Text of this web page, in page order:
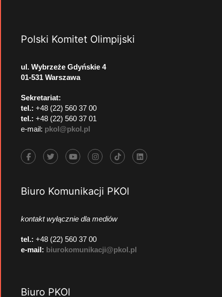
Polski Komitet Olimpijski
ul. Wybrzeże Gdyńskie 4
01-531 Warszawa
Sekretariat:
tel.: +48 (22) 560 37 00
tel.: +48 (22) 560 37 01
e-mail: pkol@pkol.pl
Biuro Komunikacji PKOl
kontakt wyłącznie dla mediów
tel.: +48 (22) 560 37 00
e-mail: biurokomunikacji@pkol.pl
Biuro PKOl